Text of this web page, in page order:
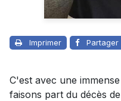
Imprimer Partager
C'est avec une
faisons part du décès